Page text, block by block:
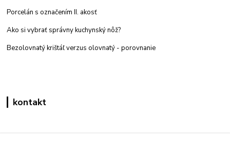
Porcelán s označením II. akosť
Ako si vybrať správny kuchynský nôž?
Bezolovnatý krištáľ verzus olovnatý - porovnanie
kontakt